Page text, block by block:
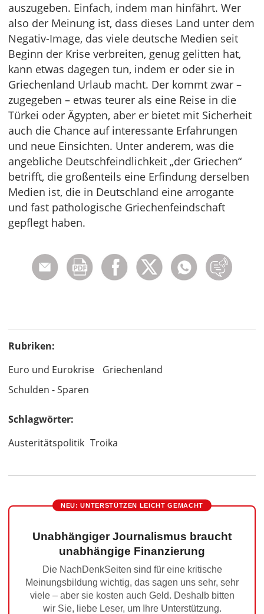
auszugeben. Einfach, indem man hinfährt. Wer
also der Meinung ist, dass dieses Land unter dem
Negativ-Image, das viele deutsche Medien seit
Beginn der Krise verbreiten, genug gelitten hat,
kann etwas dagegen tun, indem er oder sie in
Griechenland Urlaub macht. Der kommt zwar –
zugegeben – etwas teurer als eine Reise in die
Türkei oder Ägypten, aber er bietet mit Sicherheit
auch die Chance auf interessante Erfahrungen
und neue Einsichten. Unter anderem, was die
angebliche Deutschfeindlichkeit „der Griechen“
betrifft, die großenteils eine Erfindung derselben
Medien ist, die in Deutschland eine arrogante
und fast pathologische Griechenfeindschaft
gepflegt haben.
Rubriken:
Euro und Eurokrise
Griechenland
Schulden - Sparen
Schlagwörter:
Austeritätspolitik Troika
NEU: UNTERSTÜTZEN LEICHT GEMACHT
Unabhängiger Journalismus braucht
unabhängige Finanzierung
Die NachDenkSeiten sind für eine kritische
Meinungsbildung wichtig, das sagen uns sehr, sehr
viele – aber sie kosten auch Geld. Deshalb bitten
wir Sie, liebe Leser, um Ihre Unterstützung.